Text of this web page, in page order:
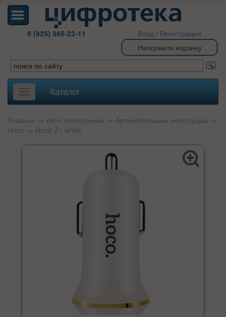
8 (925) 365-22-11 Вход / Регистрация
Наполните корзину
Toggle
navigation
Каталог
Главная → Авто электроника → Автомобильные аксессуары →
Hoco → Hoco Z1 white